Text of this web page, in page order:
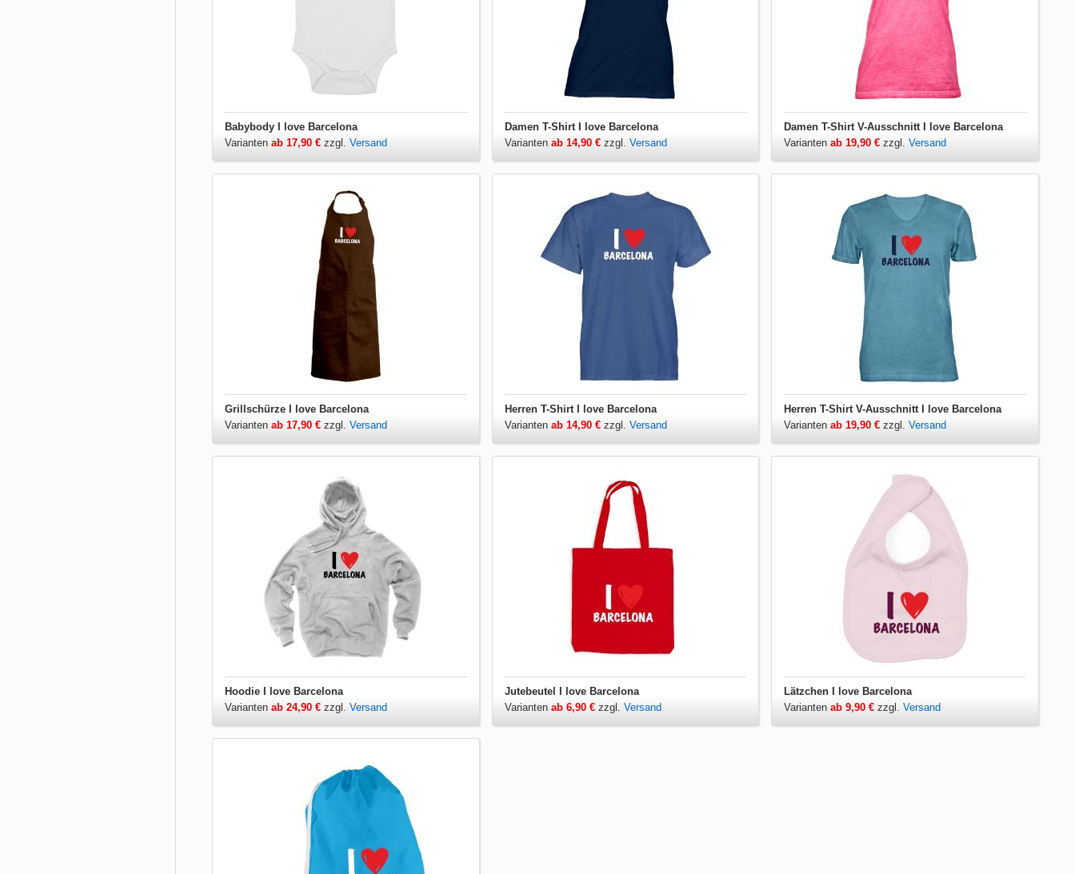
Babybody I love Barcelona
Varianten ab 17,90 € zzgl. Versand
Damen T-Shirt I love Barcelona
Varianten ab 14,90 €zzgl. Versand
Damen T-Shirt V-Ausschnitt I love Barcelona
Variantenab 19,90 € zzgl.Versand
Grillschürze I love Barcelona
Varianten ab 17,90 € zzgl. Versand
Herren T-Shirt I love Barcelona
Varianten ab 14,90 €zzgl. Versand
Herren T-Shirt V-Ausschnitt I love Barcelona
Variantenab 19,90 € zzgl.Versand
Hoodie I love Barcelona
Varianten ab 24,90 € zzgl. Versand
Jutebeutel I love Barcelona
Varianten ab 6,90 €zzgl. Versand
Lätzchen I love Barcelona
Variantenab 9,90 € zzgl.Versand